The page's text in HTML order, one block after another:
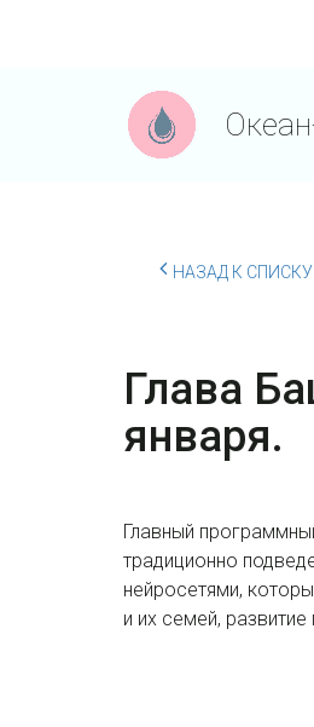
НАЗАД К СПИСКУ
Глава
января.
Главный
традиционно
нейросетями,
и их семей,